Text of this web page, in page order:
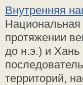
Внутренняя
Национальная
протяжении
до н.э.) и Хань
территорий,